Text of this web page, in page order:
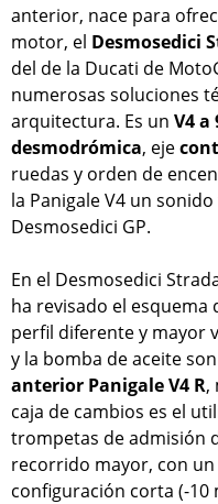
anterior, nace para
motor, el Desmosedici
del de la Ducati de
numerosas soluciones
arquitectura. Es un V4 a
desmodrómica, eje
ruedas y orden de
la Panigale V4 un
Desmosedici GP.
En el Desmosedici
ha revisado el
perfil diferente y mayor
y la bomba de aceite
anterior Panigale V4 R,
caja de cambios es el
trompetas de admisión
recorrido mayor, con
configuración corta (-10